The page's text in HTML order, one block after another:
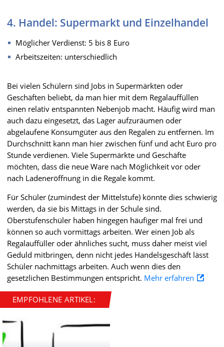
4. Handel: Supermarkt und Einzelhandel
Möglicher Verdienst: 5 bis 8 Euro
Arbeitszeiten: unterschiedlich
Bei vielen Schülern sind Jobs in Supermärkten oder
Geschäften beliebt, da man hier mit dem Regalauffüllen
einen relativ entspannten Nebenjob macht. Häufig wird man
auch dazu eingesetzt, das Lager aufzuräumen oder
abgelaufene Konsumgüter aus den Regalen zu entfernen. Im
Durchschnitt kann man hier zwischen fünf und acht Euro pro
Stunde verdienen. Viele Supermärkte und Geschäfte
möchten, dass die neue Ware nach Möglichkeit vor oder
nach Ladeneröffnung in die Regale kommt.
Für Schüler (zumindest der Mittelstufe) könnte dies schwierig
werden, da sie bis Mittags in der Schule sind.
Oberstufenschüler haben hingegen häufiger mal frei und
können so auch vormittags arbeiten. Wer einen Job als
Regalauffüller oder ähnliches sucht, muss daher meist viel
Geduld mitbringen, denn nicht jedes Handelsgeschäft lässt
Schüler nachmittags arbeiten. Auch wenn dies den
gesetzlichen Bestimmungen entspricht. Mehr erfahren
EMPFOHLENE ARTIKEL: